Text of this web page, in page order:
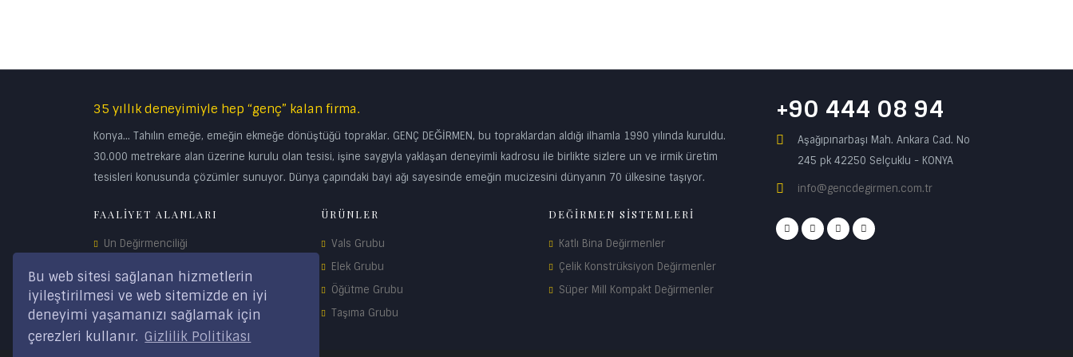
Bu web sitesi sağlanan hizmetlerin
iyileştirilmesi ve web sitemizde en iyi
deneyimi yaşamanızı sağlamak için
çerezleri kullanır. Gizlilik Politikası
35 yıllık deneyimiyle hep “genç” kalan firma.
Konya… Tahılın emeğe, emeğin ekmeğe dönüştüğü topraklar. GENÇ DEĞİRMEN, bu topraklardan aldığı ilhamla 1990 yılında kuruldu.
30.000 metrekare alan üzerine kurulu olan tesisi, işine saygıyla yaklaşan deneyimli kadrosu ile birlikte sizlere un ve irmik üretim
tesisleri konusunda çözümler sunuyor. Dünya çapındaki bayi ağı sayesinde emeğin mucizesini dünyanın 70 ülkesine taşıyor.
FAALİYET ALANLARI
Un Değirmenciliği
Yem Teknolojisi
Depolama Sistemleri
Yedek Parça
ÜRÜNLER
Vals Grubu
Elek Grubu
Öğütme Grubu
Taşıma Grubu
DEĞİRMEN SİSTEMLERİ
Katlı Bina Değirmenler
Çelik Konstrüksiyon Değirmenler
Süper Mill Kompakt Değirmenler
+90 444 08 94
Aşağıpınarbaşı Mah. Ankara Cad. No
245 pk 42250 Selçuklu - KONYA
info@gencdegirmen.com.tr